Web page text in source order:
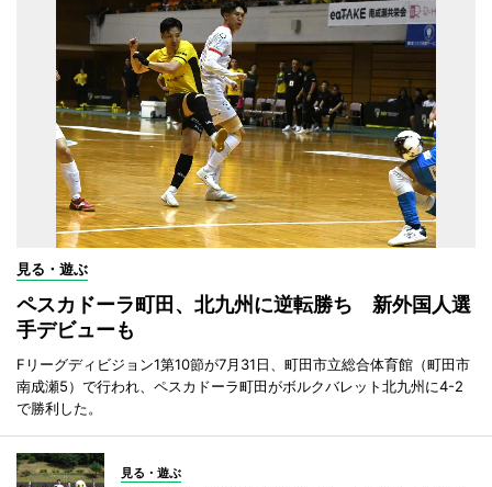
見る・遊ぶ
ペスカドーラ町田、北九州に逆転勝ち 新外国人選
手デビューも
Fリーグディビジョン1第10節が7月31日、町田市立総合体育館（町田市
南成瀬5）で行われ、ペスカドーラ町田がボルクバレット北九州に4-2
で勝利した。
見る・遊ぶ